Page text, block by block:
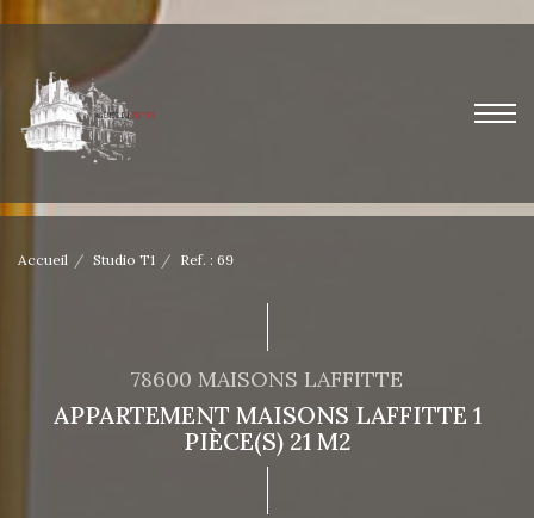
Accueil Studio T1 Ref. : 69
78600 MAISONS LAFFITTE
APPARTEMENT MAISONS LAFFITTE 1
PIÈCE(S) 21 M2